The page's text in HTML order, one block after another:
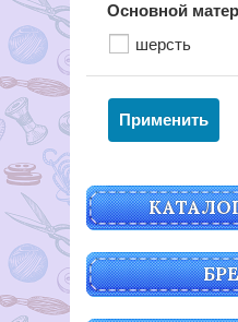
Основной
шерсть